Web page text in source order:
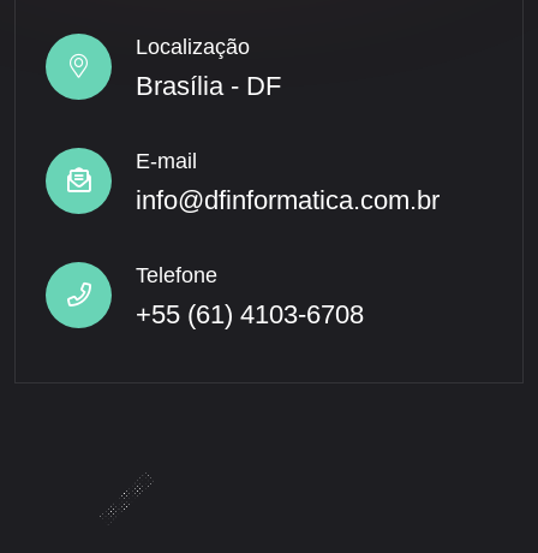
Localização
Brasília - DF
E-mail
info@dfinformatica.com.br
Telefone
+55 (61) 4103-6708